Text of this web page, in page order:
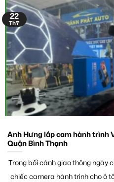
Anh Hưng lắp cam hành trình
Quận Bình Thạnh
Trong bối cảnh giao thông ngày
chiếc camera hành trình cho ô
22
Th7